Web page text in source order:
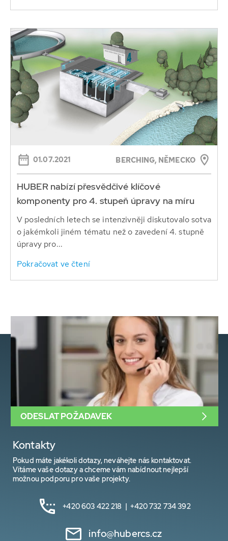
01.07.2021 BERCHING, NĚMECKO
HUBER nabízí přesvědčivé klíčové
komponenty pro 4. stupeň úpravy na míru
V posledních letech se intenzivněji diskutovalo sotva
o jakémkoli jiném tématu než o zavedení 4. stupně
úpravy pro...
Pokračovat ve čtení
Kontakty
Pokud máte jakékoli dotazy, neváhejte nás kontaktovat.
Vítáme vaše dotazy a chceme vám nabídnout nejlepší
možnou podporu pro vaše projekty.
+420 603 422 218 | +420 732 734 392
info@hubercs.cz
ODESLAT POŽADAVEK